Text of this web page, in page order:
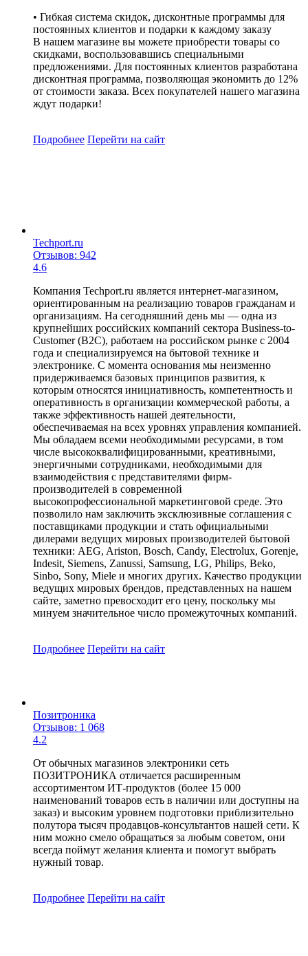
• Гибкая система скидок, дисконтные программы для
постоянных клиентов и подарки к каждому заказу
В нашем магазине вы можете приобрести товары со
скидками, воспользовавшись специальными
предложениями. Для постоянных клиентов разработана
дисконтная программа, позволяющая экономить до 12%
от стоимости заказа. Всех покупателей нашего магазина
ждут подарки!
Подробнее Перейти на сайт
Techport.ru
Отзывов: 942
4.6
Компания Techport.ru является интернет-магазином,
ориентированным на реализацию товаров гражданам и
организациям. На сегодняшний день мы — одна из
крупнейших российских компаний сектора Business-to-
Customer (B2C), работаем на российском рынке с 2004
года и специализируемся на бытовой технике и
электронике. С момента основания мы неизменно
придерживаемся базовых принципов развития, к
которым относятся инициативность, компетентность и
оперативность в организации коммерческой работы, а
также эффективность нашей деятельности,
обеспечиваемая на всех уровнях управления компанией.
Мы обладаем всеми необходимыми ресурсами, в том
числе высококвалифицированными, креативными,
энергичными сотрудниками, необходимыми для
взаимодействия с представителями фирм-
производителей в современной
высокопрофессиональной маркетинговой среде. Это
позволило нам заключить эксклюзивные соглашения с
поставщиками продукции и стать официальными
дилерами ведущих мировых производителей бытовой
техники: AEG, Ariston, Bosch, Candy, Electrolux, Gorenje,
Indesit, Siemens, Zanussi, Samsung, LG, Philips, Beko,
Sinbo, Sony, Miele и многих других. Качество продукции
ведущих мировых брендов, представленных на нашем
сайте, заметно превосходит его цену, поскольку мы
минуем значительное число промежуточных компаний.
Подробнее Перейти на сайт
Позитроника
Отзывов: 1 068
4.2
От обычных магазинов электроники сеть
ПОЗИТРОНИКА отличается расширенным
ассортиментом ИТ-продуктов (более 15 000
наименований товаров есть в наличии или доступны на
заказ) и высоким уровнем подготовки приблизительно
полутора тысяч продавцов-консультантов нашей сети. К
ним можно смело обращаться за любым советом, они
всегда поймут желания клиента и помогут выбрать
нужный товар.
Подробнее Перейти на сайт